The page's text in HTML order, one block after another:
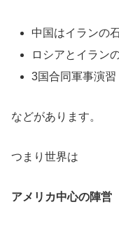
中国はイランの
ロシアとイラン
3国合同軍事演習
などがあります。
つまり世界は
アメリカ中心の陣営